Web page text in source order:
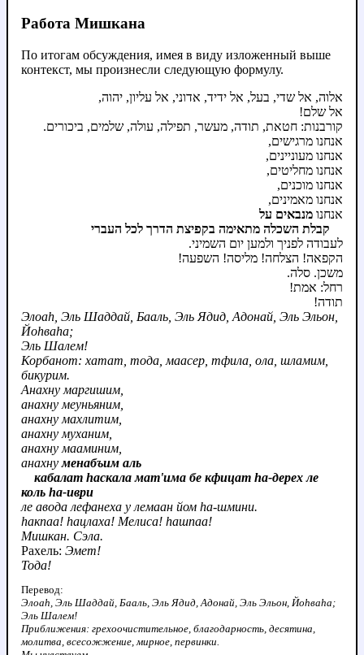
Работа Мишкана
По итогам обсуждения, имея в виду изложенный выше
контекст, мы произнесли следующую формулу.
אלוה, אל שדי, בעל, אל ידיד, אדוני, אל עליון, יהוה,
אל שלם!
קורבנות: חטאת, תודה, מעשר, תפילה, עולה, שלמים, ביכורים.
אנחנו מרגישים,
אנחנו מעוניינים,
אנחנו מחליטים,
אנחנו מוכנים,
אנחנו מאמינים,
אנחנו מנבאים על
קבלת השכלה מתאימה בקפיצת הדרך לכל העברי
לעבודה לפניך ולמען יום השמיני.
הקפאה! הצלחה! מליסה! השפעה!
משכן. סלה.
רחל: אמת!
תודה!
Элоаh, Эль Шаддай, Бааль, Эль Ядид, Адонай, Эль Эльон,
Йоhваhа;
Эль Шалем!
Корбанот: хатат, тода, маасер, тфила, ола, шламим,
бикурим.
Анахну маргишим,
анахну меуньяним,
анахну махлитим,
анахну муханим,
анахну мааминим,
анахнуменабъим аль
кабалат hаскала мат'има бе кфицат hа-дерех ле
коль hа-иври
ле авода лефанеха у лемаан йом hа-шмини.
hакпаа! hацлаха! Мелиса! hашпаа!
Мишкан. Сэла.
Рахель: Эмет!
Тода!
Перевод:
Элоаh, Эль Шаддай, Бааль, Эль Ядид, Адонай, Эль Эльон, Йоhваhа;
Эль Шалем!
Приближения: грехоочистительное, благодарность, десятина,
молитва, всесожжение, мирное, первинки.